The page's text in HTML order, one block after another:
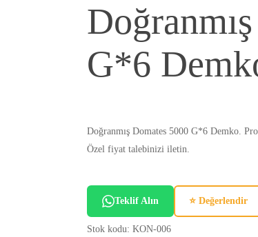
G*6
Doğranmış Domates 5000 G*6 Demko.
Özel fiyat talebinizi iletin.
Teklif Alın ⭐ Değerlendir
Stok kodu: KON-006